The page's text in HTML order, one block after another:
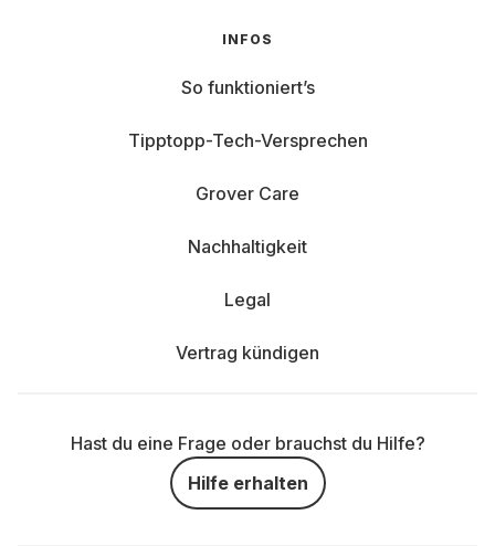
INFOS
So funktioniert’s
Tipptopp-Tech-Versprechen
Grover Care
Nachhaltigkeit
Legal
Vertrag kündigen
Hast du eine Frage oder brauchst du Hilfe?
Hilfe erhalten